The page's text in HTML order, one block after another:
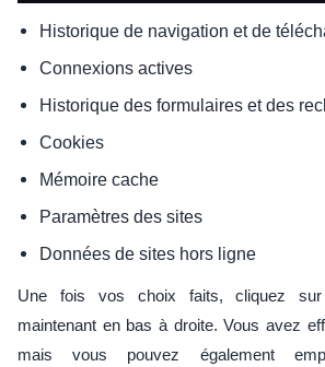
Historique de navigation et de
Connexions actives
Historique des formulaires et des
Cookies
Mémoire cache
Paramètres des sites
Données de sites hors ligne
Une fois vos choix faits, cliquez
maintenant en bas à droite. Vous avez
mais vous pouvez également